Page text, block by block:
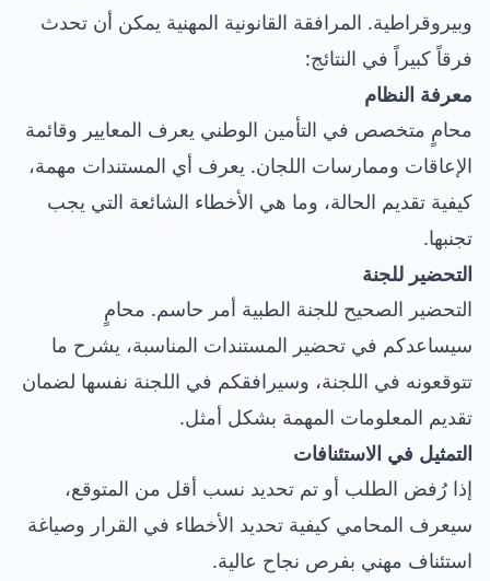
وبيروقراطية. المرافقة القانونية المهنية يمكن أن تحدث
فرقاً كبيراً في النتائج:
معرفة النظام
محامٍ متخصص في التأمين الوطني يعرف المعايير وقائمة
الإعاقات وممارسات اللجان. يعرف أي المستندات مهمة،
كيفية تقديم الحالة، وما هي الأخطاء الشائعة التي يجب
تجنبها.
التحضير للجنة
التحضير الصحيح للجنة الطبية أمر حاسم. محامٍ
سيساعدكم في تحضير المستندات المناسبة، يشرح ما
تتوقعونه في اللجنة، وسيرافقكم في اللجنة نفسها لضمان
تقديم المعلومات المهمة بشكل أمثل.
التمثيل في الاستئنافات
إذا رُفض الطلب أو تم تحديد نسب أقل من المتوقع،
سيعرف المحامي كيفية تحديد الأخطاء في القرار وصياغة
استئناف مهني بفرص نجاح عالية.